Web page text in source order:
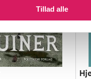
Tillad alle